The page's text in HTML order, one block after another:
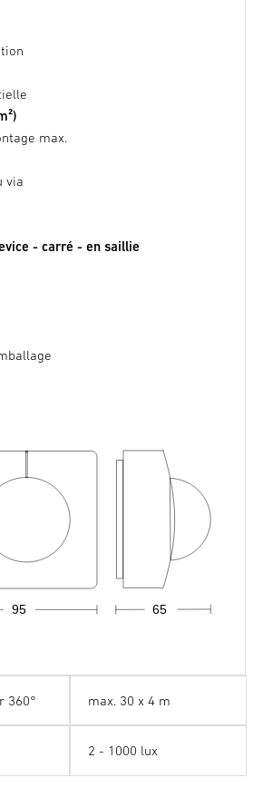
max.
via
- carré - en saillie
65
95
360° max. 30 x 4 m
2 - 1000 lux